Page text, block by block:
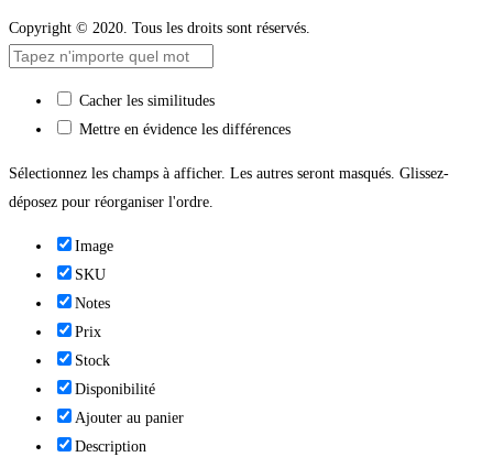
Copyright © 2020. Tous les droits sont réservés.
Cacher les similitudes
Mettre en évidence les différences
Sélectionnez les champs à afficher. Les autres seront masqués. Glissez-
déposez pour réorganiser l'ordre.
Image
SKU
Notes
Prix
Stock
Disponibilité
Ajouter au panier
Description